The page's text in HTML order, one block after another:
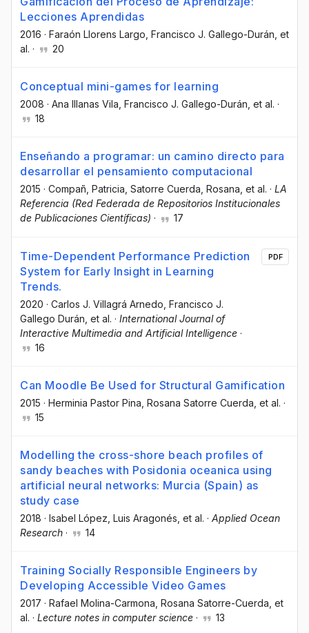
Lecciones Aprendidas
2016 · Faraón Llorens Largo , Francisco J. Gallego-Durán , et
al. · 20
Conceptual mini-games for learning
2008 · Ana Illanas Vila , Francisco J. Gallego-Durán , et al. ·
18
Enseñando a programar: un camino directo para
desarrollar el pensamiento computacional
2015 · Compañ, Patricia , Satorre Cuerda, Rosana , et al. · LA
Referencia (Red Federada de Repositorios Institucionales
de Publicaciones Científicas) · 17
Time-Dependent Performance Prediction
System for Early Insight in Learning
Trends.
2020 · Carlos J. Villagrá Arnedo , Francisco J.
Gallego Durán , et al. · International Journal of
Interactive Multimedia and Artificial Intelligence ·
16
PDF
Can Moodle Be Used for Structural Gamification
2015 · Herminia Pastor Pina , Rosana Satorre Cuerda , et al. ·
15
Modelling the cross-shore beach profiles of
sandy beaches with Posidonia oceanica using
artificial neural networks: Murcia (Spain) as
study case
2018 · Isabel López , Luis Aragonés , et al. · Applied Ocean
Research · 14
Training Socially Responsible Engineers by
Developing Accessible Video Games
2017 · Rafael Molina-Carmona , Rosana Satorre-Cuerda , et
al. · Lecture notes in computer science · 13